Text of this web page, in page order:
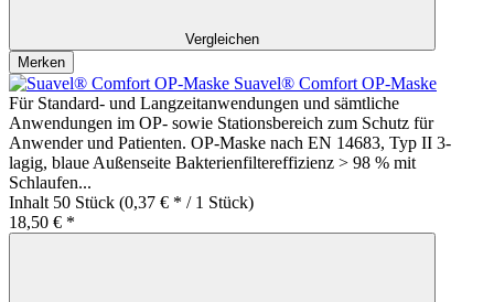
Vergleichen
Merken
Suavel® Comfort OP-Maske
Für Standard- und Langzeitanwendungen und sämtliche
Anwendungen im OP- sowie Stationsbereich zum Schutz für
Anwender und Patienten. OP-Maske nach EN 14683, Typ II 3-
lagig, blaue Außenseite Bakterienfiltereffizienz > 98 % mit
Schlaufen...
Inhalt 50 Stück (0,37 € * / 1 Stück)
18,50 € *